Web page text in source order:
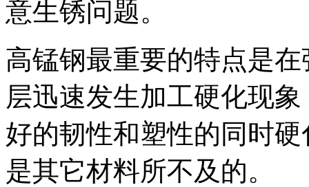
意生锈问题。
高锰钢最重要的特点是
层迅速发生加工硬化现
好的韧性和塑性的同时
是其它材料所不及的。